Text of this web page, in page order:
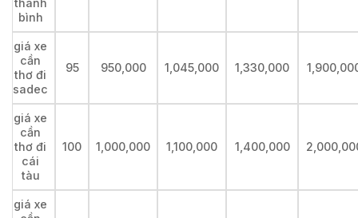
bình
giá xe
cần
thơ đi
sadec
95 950,000 1,045,000 1,330,000
giá xe
cần
thơ đi
cái
tàu
100 1,000,000 1,100,000 1,400,000
giá xe